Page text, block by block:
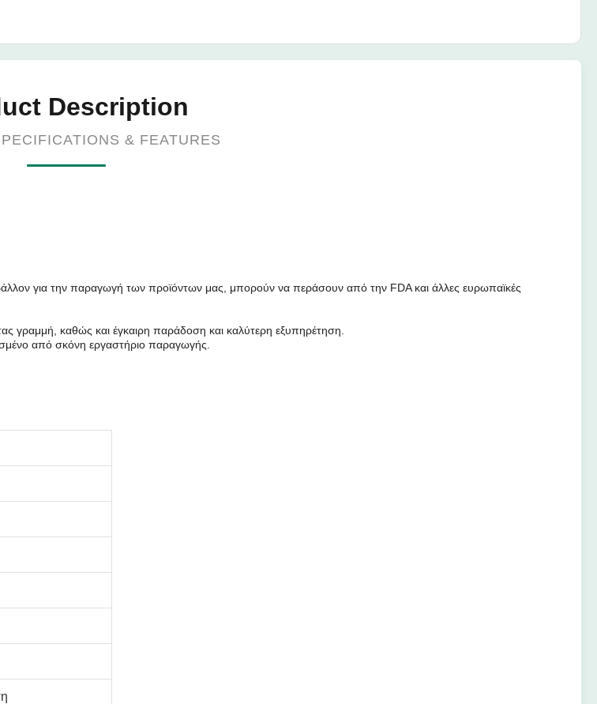
Description
& FEATURES
για την παραγωγή των προϊόντων μας, μπορούν να περάσουν από την FDA και άλλες ευρωπαϊκές
γραμμή, καθώς και έγκαιρη παράδοση και καλύτερη εξυπηρέτηση.
από σκόνη εργαστήριο παραγωγής.